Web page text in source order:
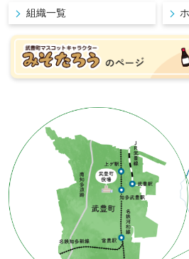
組織一覧